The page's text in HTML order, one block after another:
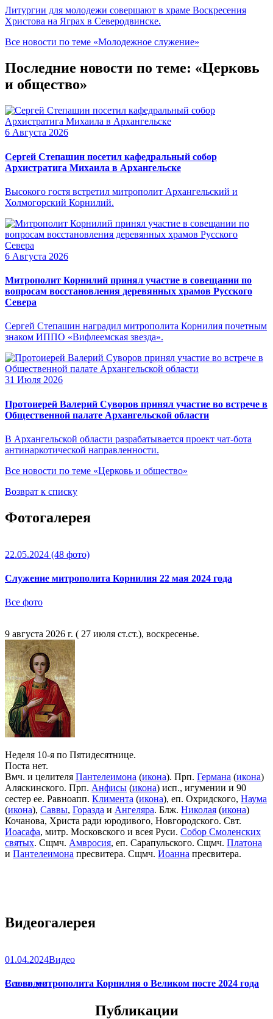
Литургии для молодежи совершают в храме Воскресения
Христова на Яграх в Северодвинске.
Все новости по теме «Молодежное служение»
Последние новости по теме: «Церковь
и общество»
6 Августа 2026
Сергей Степашин посетил кафедральный собор
Архистратига Михаила в Архангельске
Высокого гостя встретил митрополит Архангельский и
Холмогорский Корнилий.
6 Августа 2026
Митрополит Корнилий принял участие в совещании по
вопросам восстановления деревянных храмов Русского
Севера
Сергей Степашин наградил митрополита Корнилия почетным
знаком ИППО «Вифлеемская звезда».
31 Июля 2026
Протоиерей Валерий Суворов принял участие во встрече в
Общественной палате Архангельской области
В Архангельской области разрабатывается проект чат-бота
антинаркотической направленности.
Все новости по теме «Церковь и общество»
Возврат к списку
Фотогалерея
22.05.2024 (48 фото)
Служение митрополита Корнилия 22 мая 2024 года
Все фото
9 августа 2026 г. ( 27 июля ст.ст.), воскресенье.
Неделя 10-я по Пятидесятнице.
Поста нет.
Вмч. и целителя Пантелеимона (икона). Прп. Германа (икона)
Аляскинского. Прп. Анфисы (икона) исп., игумении и 90
сестер ее. Равноапп. Климента (икона), еп. Охридского, Наума
(икона), Саввы, Горазда и Ангеляра. Блж. Николая (икона)
Кочанова, Христа ради юродивого, Новгородского. Свт.
Иоасафа, митр. Московского и всея Руси. Собор Смоленских
святых. Сщмч. Амвросия, еп. Сарапульского. Сщмч. Платона
и Пантелеимона пресвитера. Сщмч. Иоанна пресвитера.
Видеогалерея
01.04.2024Видео
Слово митрополита Корнилия о Великом посте 2024 года
Все видео
Публикации